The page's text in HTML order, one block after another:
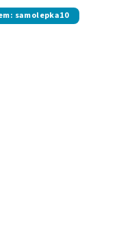
je
5,0
samolepka10